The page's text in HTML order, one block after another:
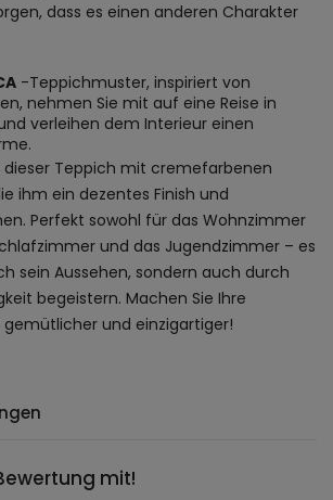
dass es einen anderen Charakter
-Teppichmuster, inspiriert von
nehmen Sie mit auf eine Reise in
verleihen dem Interieur einen
dieser Teppich mit cremefarbenen
ihm ein dezentes Finish und
Perfekt sowohl für das Wohnzimmer
und das Jugendzimmer – es
sein Aussehen, sondern auch durch
begeistern. Machen Sie Ihre
und einzigartiger!
mit!